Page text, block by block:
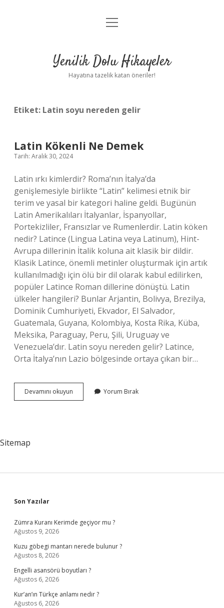
Anasayfa
Yasal Uyarı
menüyü
Yenilik Dolu Hikayeler
Hayatına tazelik katan öneriler!
Etiket: Latin soyu nereden gelir
Latin Kökenli Ne Demek
Tarih: Aralık 30, 2024
Latin ırkı kimlerdir? Roma’nın İtalya’da
genişlemesiyle birlikte “Latin” kelimesi etnik bir
terim ve yasal bir kategori haline geldi. Bugünün
Latin Amerikalıları İtalyanlar, İspanyollar,
Portekizliler, Fransızlar ve Rumenlerdir. Latin köken
nedir? Latince (Lingua Latina veya Latinum), Hint-
Avrupa dillerinin İtalik koluna ait klasik bir dildir.
Klasik Latince, önemli metinler oluşturmak için artık
kullanılmadığı için ölü bir dil olarak kabul edilirken,
popüler Latince Roman dillerine dönüştü. Latin
ülkeler hangileri? Bunlar Arjantin, Bolivya, Brezilya,
Dominik Cumhuriyeti, Ekvador, El Salvador,
Guatemala, Guyana, Kolombiya, Kosta Rika, Küba,
Meksika, Paraguay, Peru, Şili, Uruguay ve
Venezuela’dır. Latin soyu nereden gelir? Latince,
Orta İtalya’nın Lazio bölgesinde ortaya çıkan bir…
Devamını okuyun
Kökenli
Yorum Bırak
Sitemap
Sidebar
Son Yazılar
Zümra Kuranı Kerimde geçiyor mu ?
Ağustos 9, 2026
Kuzu göbegi mantarı nerede bulunur ?
Ağustos 8, 2026
Engelli asansörü boyutları ?
Ağustos 6, 2026
Kur’an’ın Türkçe anlamı nedir ?
Ağustos 6, 2026